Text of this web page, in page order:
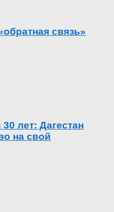
связь»
лет: Дагестан
на свой